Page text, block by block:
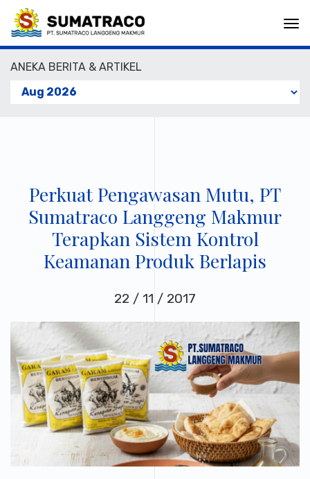
ANEKA BERITA & ARTIKEL
Perkuat Pengawasan Mutu, PT
Sumatraco Langgeng Makmur
Terapkan Sistem Kontrol
Keamanan Produk Berlapis
22 / 11 / 2017